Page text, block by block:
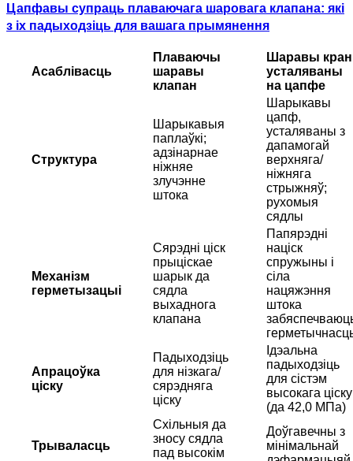
Цапфавы супраць плаваючага шаровага клапана: які
з іх падыходзіць для вашага прымянення
Асаблівасць
Плаваючы
шаравы
клапан
Шаравы
усталяваны
на цапфе
Структура
Шарыкавыя
паплаўкі;
адзінарнае
ніжняе
злучэнне
штока
Шарыкавы
цапф,
усталяваны з
дапамогай
верхняга/
ніжняга
стрыжняў;
рухомыя
сядлы
Механізм
герметызацыі
Сярэдні ціск
прыціскае
шарык да
сядла
выхаднога
клапана
Папярэдні
націск
спружыны і
сіла
нацяжэння
штока
Апрацоўка
ціску
Падыходзіць
для нізкага/
сярэдняга
ціску
Ідэальна
падыходзіць
для сістэм
высокага ціску
(да 42,0 МПа)
Трываласць
Схільныя да
зносу сядла
пад высокім
Доўгавечны з
мінімальнай